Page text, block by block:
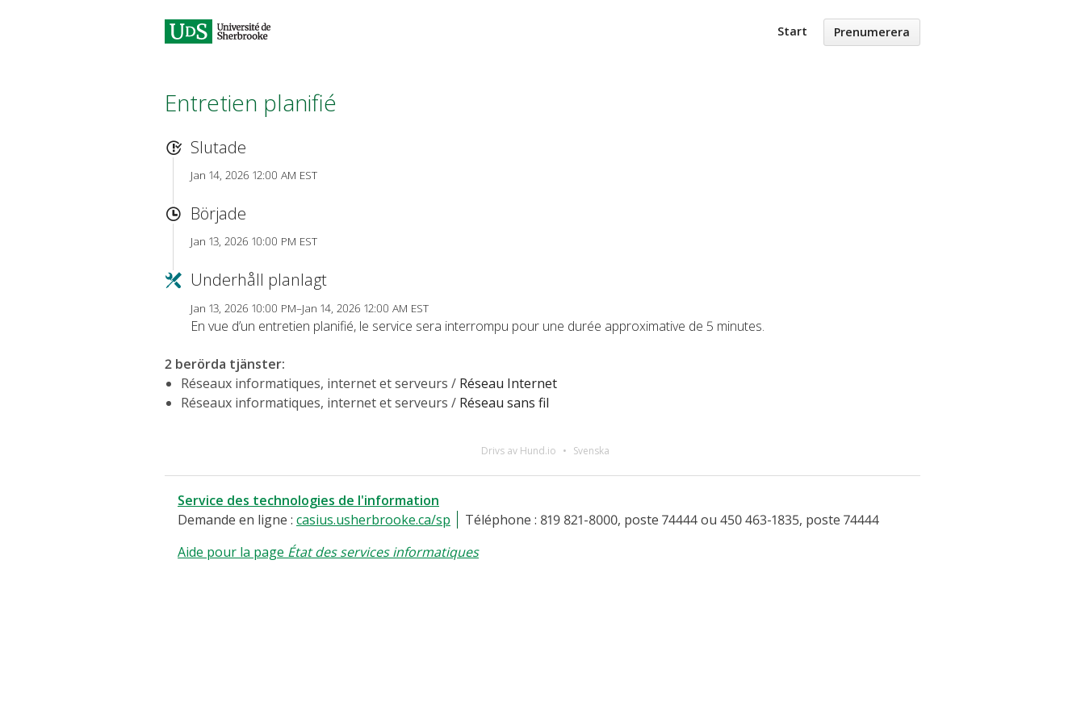
Start Prenumerera
Entretien planifié
Slutade
Jan 14, 2026 12:00 AM EST
Började
Jan 13, 2026 10:00 PM EST
Underhåll planlagt
Jan 13, 2026 10:00 PM–Jan 14, 2026 12:00 AM EST
En vue d’un entretien planifié, le service sera interrompu pour une durée approximative de 5 minutes.
2 berörda tjänster:
Réseaux informatiques, internet et serveurs / Réseau Internet
Réseaux informatiques, internet et serveurs / Réseau sans fil
Drivs av Hund.io Svenska
Service des technologies de l'information
Demande en ligne : casius.usherbrooke.ca/sp
Téléphone : 819 821-8000, poste 74444 ou 450 463-1835, poste 74444
Aide pour la page État des services informatiques